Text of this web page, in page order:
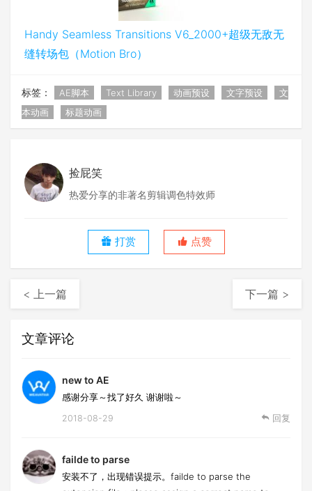
Handy Seamless Transitions V6_2000+超级无敌无
缝转场包（Motion Bro）
标签： AE脚本 Text Library 动画预设 文字预设
文
本动画
标题动画
捡屁笑
热爱分享的非著名剪辑调色特效师
打赏 点赞
< 上一篇 下一篇 >
文章评论
new to AE
感谢分享～找了好久 谢谢啦～
2018-08-29 回复
failde to parse
安装不了，出现错误提示。failde to parse the